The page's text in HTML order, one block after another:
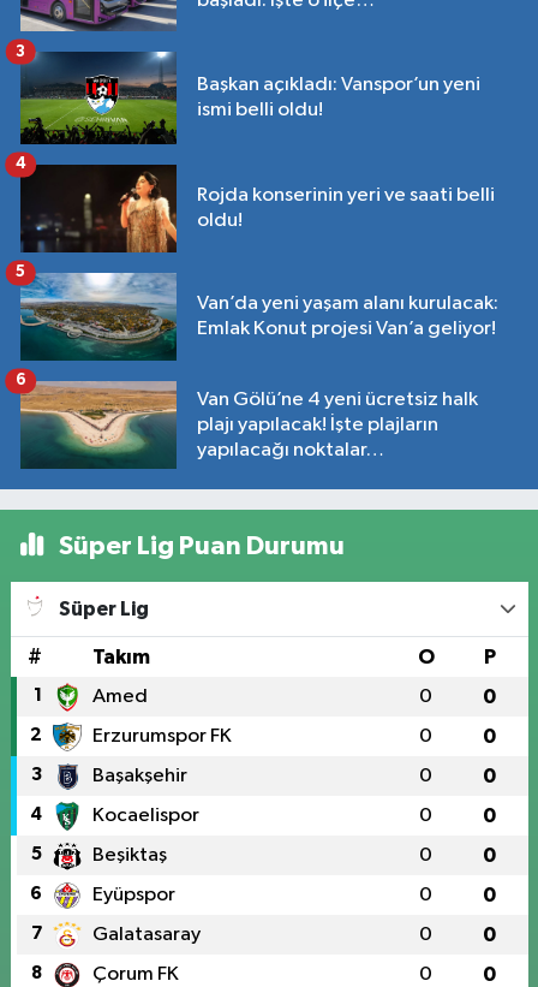
Başkan açıkladı: Vanspor’un yeni
ismi belli oldu!
3
Rojda konserinin yeri ve saati belli
oldu!
4
Van’da yeni yaşam alanı kurulacak:
Emlak Konut projesi Van’a geliyor!
5
Van Gölü’ne 4 yeni ücretsiz halk
plajı yapılacak! İşte plajların
yapılacağı noktalar…
6
Süper Lig Puan Durumu
Süper Lig
# Takım O P
1 Amed 0 0
2 Erzurumspor FK 0 0
3 Başakşehir 0 0
4 Kocaelispor 0 0
5 Beşiktaş 0 0
6 Eyüpspor 0 0
7 Galatasaray 0 0
8 Çorum FK 0 0